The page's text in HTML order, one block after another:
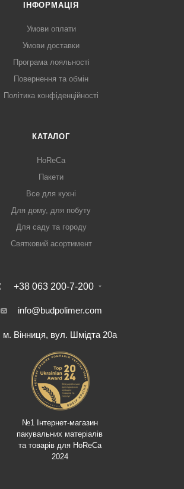
ІНФОРМАЦІЯ
Умови оплати
Умови доставки
Програма лояльності
Повернення та обмін
Політика конфіденційності
КАТАЛОГ
HoReCa
Пакети
Все для кухні
Для дому, для побуту
Для саду та городу
Святковий асортимент
+38 063 200-7-200
info@budpolimer.com
м. Вінниця, вул. Шмідта 20а
№1 Інтернет-магазин
пакувальних матеріалів
та товарів для HoReCa
2024